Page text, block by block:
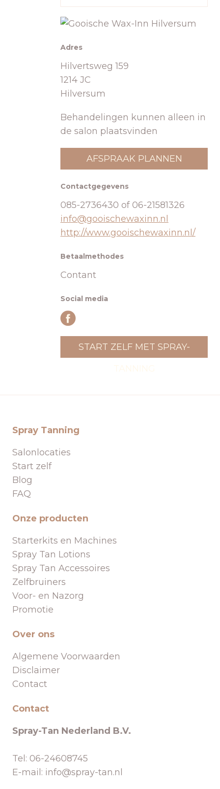
Adres
Hilvertsweg 159
1214 JC
Hilversum
Behandelingen kunnen alleen in
de salon plaatsvinden
AFSPRAAK PLANNEN
Contactgegevens
085-2736430 of 06-21581326
info@gooischewaxinn.nl
http://www.gooischewaxinn.nl/
Betaalmethodes
Contant
Social media
START ZELF MET SPRAY-
Spray Tanning
Salonlocaties
Start zelf
Blog
FAQ
Onze producten
Starterkits en Machines
Spray Tan Lotions
Spray Tan Accessoires
Zelfbruiners
Voor- en Nazorg
Promotie
Over ons
Algemene Voorwaarden
Disclaimer
Contact
Contact
Spray-Tan Nederland B.V.
Tel: 06-24608745
E-mail: info@spray-tan.nl